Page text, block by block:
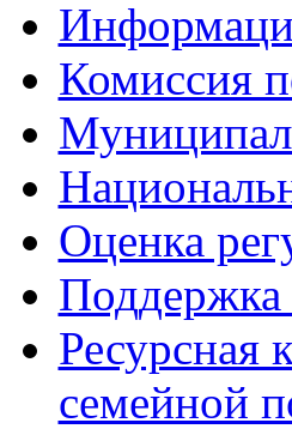
Комиссия
Оценка
Поддержка
Ресурсная
семейной